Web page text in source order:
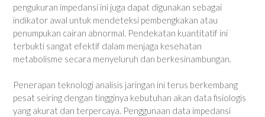
pengukuran impedansi ini juga dapat digunakan sebagai
indikator awal untuk mendeteksi pembengkakan atau
penumpukan cairan abnormal. Pendekatan kuantitatif ini
terbukti sangat efektif dalam menjaga kesehatan
metabolisme secara menyeluruh dan berkesinambungan.
Penerapan teknologi analisis jaringan ini terus berkembang
pesat seiring dengan tingginya kebutuhan akan data fisiologis
yang akurat dan terpercaya. Penggunaan data impedansi